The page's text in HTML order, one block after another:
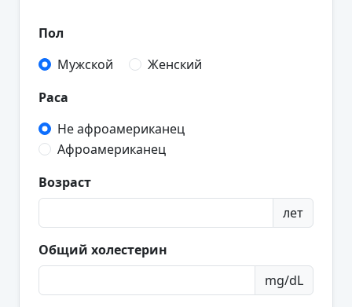
Пол
Мужской
Женский
Раса
Не афроамериканец
Афроамериканец
Возраст
лет
Общий холестерин
mg/dL